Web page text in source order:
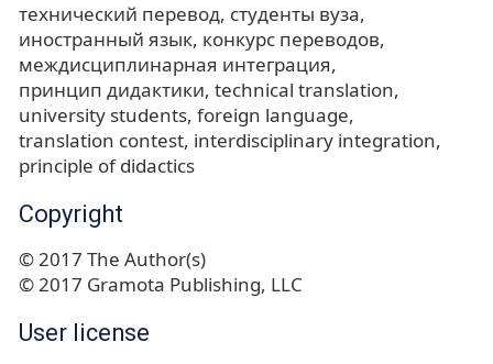
технический перевод студенты вуза
иностранный язык конкурс переводов
междисциплинарная интеграция
принцип дидактики technical translation
university students foreign language
translation contest interdisciplinary integration
principle of didactics
Copyright
© 2017 The Author(s)
© 2017 Gramota Publishing, LLC
User license